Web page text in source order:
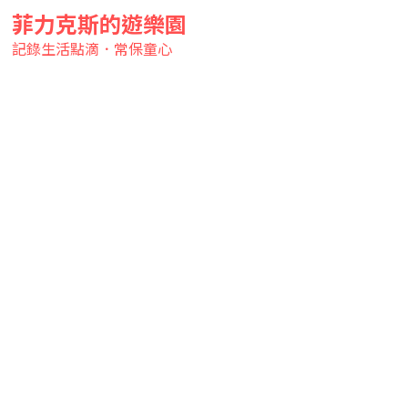
菲力克斯的遊樂園
記錄生活點滴．常保童心